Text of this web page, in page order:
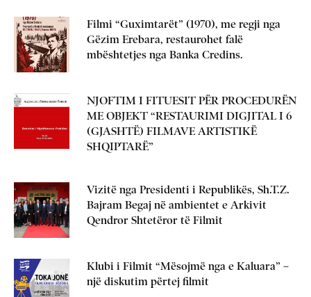
Filmi “Guximtarët” (1970), me regji nga
Gëzim Erebara, restaurohet falë
mbështetjes nga Banka Credins.
NJOFTIM I FITUESIT PËR PROCEDURËN
ME OBJEKT “RESTAURIMI DIGJITAL I 6
(GJASHTË) FILMAVE ARTISTIKË
SHQIPTARË”
Vizitë nga Presidenti i Republikës, Sh.T.Z.
Bajram Begaj në ambientet e Arkivit
Qendror Shtetëror të Filmit
Klubi i Filmit “Mësojmë nga e Kaluara” –
një diskutim përtej filmit